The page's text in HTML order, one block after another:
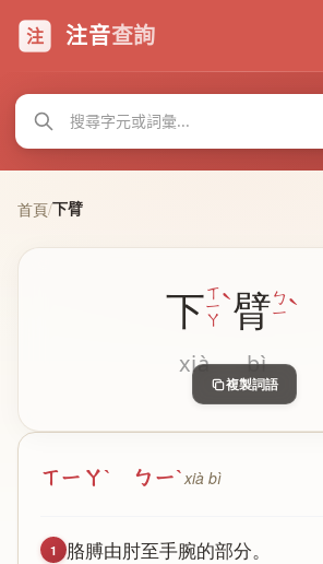
注 注音查詢
首頁/下臂
下ㄒ
ㄧ
ㄚ
ˋ
xià
臂ㄅ
ㄧˋ
bì
複製詞語
ㄒㄧㄚˋ ㄅㄧˋxià bì
1 胳膊由肘至手腕的部分。